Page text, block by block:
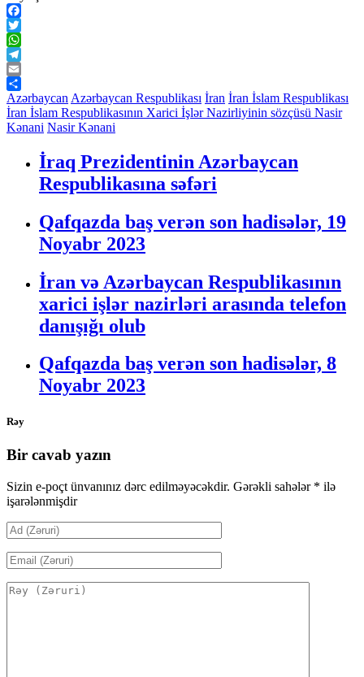
Facebook
Twitter
WhatsApp
Telegram
Email
Share
Azərbaycan Azərbaycan Respublikası İran İran İslam Respublikası
İran İslam Respublikasının Xarici İşlər Nazirliyinin sözçüsü Nasir
Kənani Nasir Kənani
İraq Prezidentinin Azərbaycan
Respublikasına səfəri
Qafqazda baş verən son hadisələr, 19
Noyabr 2023
İran və Azərbaycan Respublikasının
xarici işlər nazirləri arasında telefon
danışığı olub
Qafqazda baş verən son hadisələr, 8
Noyabr 2023
Rəy
Bir cavab yazın
Sizin e-poçt ünvanınız dərc edilməyəcəkdir. Gərəkli sahələr * ilə
işarələnmişdir